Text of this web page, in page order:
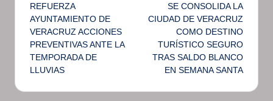
de
entradas
REFUERZA
AYUNTAMIENTO DE
VERACRUZ ACCIONES
PREVENTIVAS ANTE LA
TEMPORADA DE
LLUVIAS
SE CONSOLIDA LA
CIUDAD DE VERACRUZ
COMO DESTINO
TURÍSTICO SEGURO
TRAS SALDO BLANCO
EN SEMANA SANTA